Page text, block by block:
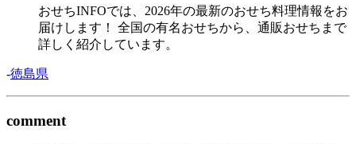
おせちINFOでは、2026年の最新のおせち料理情報をお
届けします！ 全国の有名おせちから、通販おせちまで
詳しく紹介しています。
-徳島県
comment